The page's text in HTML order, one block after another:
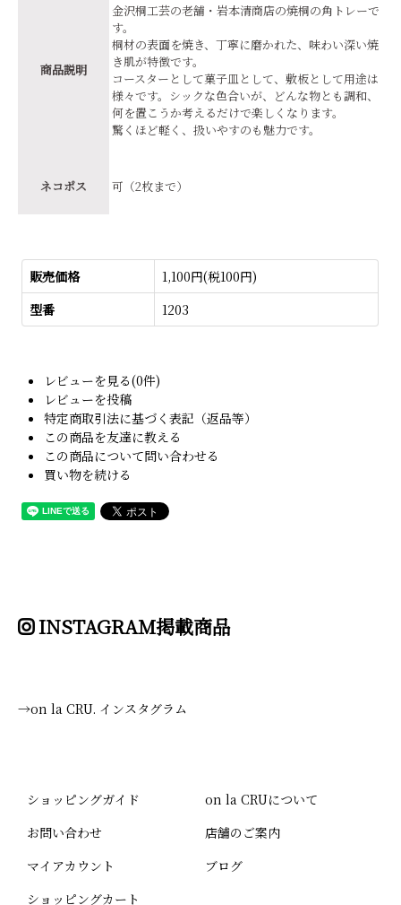
商品説明
金沢桐工芸の老舗・岩本清商店の焼桐の角トレーで
す。
桐材の表面を焼き、丁寧に磨かれた、味わい深い焼
き肌が特徴です。
コースターとして菓子皿として、敷板として用途は
様々です。シックな色合いが、どんな物とも調和、
何を置こうか考えるだけで楽しくなります。
驚くほど軽く、扱いやすのも魅力です。
ネコポス 可（2枚まで）
販売価格
1,100円(税100円)
型番
1203
レビューを見る(0件)
レビューを投稿
特定商取引法に基づく表記（返品等）
この商品を友達に教える
この商品について問い合わせる
買い物を続ける
INSTAGRAM掲載商品
→on la CRU. インスタグラム
ショッピングガイド
お問い合わせ
マイアカウント
ショッピングカート
on la CRUについて
店舗のご案内
ブログ